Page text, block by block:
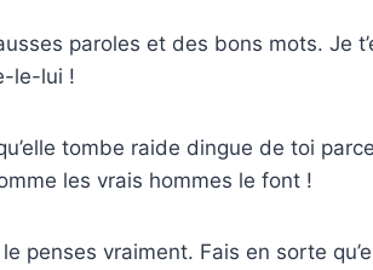
paroles et des bons mots. Je
le-lui !
tombe raide dingue de toi
les vrais hommes le font !
penses vraiment. Fais en sorte